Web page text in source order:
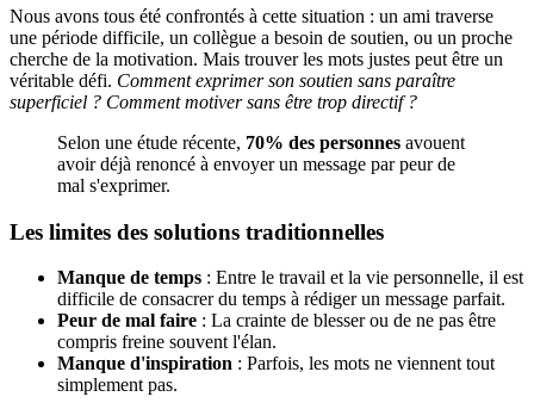
Nous avons tous été confrontés à cette situation : un ami traverse
une période difficile, un collègue a besoin de soutien, ou un proche
cherche de la motivation. Mais trouver les mots justes peut être un
véritable défi. Comment exprimer son soutien sans paraître
superficiel ? Comment motiver sans être trop directif ?
Selon une étude récente, 70% des personnes avouent
avoir déjà renoncé à envoyer un message par peur de
mal s'exprimer.
Les limites des solutions traditionnelles
Manque de temps : Entre le travail et la vie personnelle, il est
difficile de consacrer du temps à rédiger un message parfait.
Peur de mal faire : La crainte de blesser ou de ne pas être
compris freine souvent l'élan.
Manque d'inspiration : Parfois, les mots ne viennent tout
simplement pas.